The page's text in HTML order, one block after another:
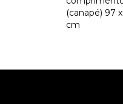
(canapé) 97
cm